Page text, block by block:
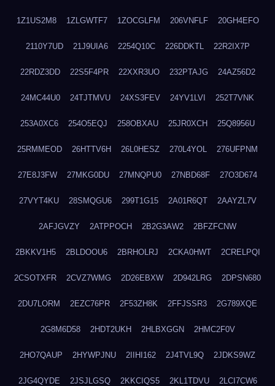
1Z1US2M8 1ZLGWTF7 1ZOCGLFM 206VNFLF 20GH4EFO
2110Y7UD 21J9UIA6 2254Q10C 226DDKTL 22R2IX7P
22RDZ3DD 22S5F4PR 22XXR3UO 232PTAJG 24AZ56D2
24MC44U0 24TJTMVU 24XS3FEV 24YV1LVI 252T7VNK
253A0XC6 254O5EQJ 258OBXAU 25JR0XCH 25Q8956U
25RMMEOD 26HTTV6H 26L0HESZ 270L4YOL 276UFPNM
27E8J3FW 27MKG0DU 27MNQPU0 27NBD68F 27O3D674
27VYT4KU 28SMQGU6 299T1G15 2A01R6QT 2AAYZL7V
2AFJGVZY 2ATPPOCH 2B2G3AW2 2BFZFCNW
2BKKV1H5 2BLDOOU6 2BRHOLRJ 2CKA0HWT 2CRELPQI
2CSOTXFR 2CVZ7WMG 2D26EBXW 2D942LRG 2DPSN680
2DU7LORM 2EZC76PR 2F53ZH8K 2FFJSSR3 2G789XQE
2G8M6D58 2HDT2UKH 2HLBXGGN 2HMC2F0V
2HO7QAUP 2HYWPJNU 2IIHI162 2J4TVL9Q 2JDKS9WZ
2JG4QYDE 2JSJLGSQ 2KKCIQS5 2KL1TDVU 2LCI7CW6